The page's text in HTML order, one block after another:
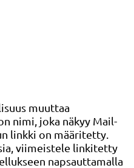
muuttaa
nimi, joka näkyy Mail-
linkki on määritetty.
viimeistele linkitetty
napsauttamalla